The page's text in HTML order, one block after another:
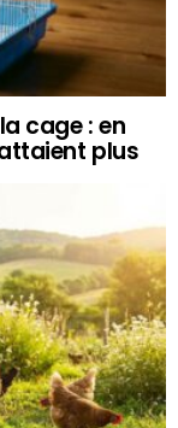
cage : en
plus